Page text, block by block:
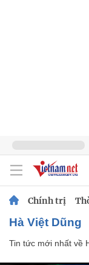
Chính trị
Hà Việt Dũng
Tin tức mới nhất về